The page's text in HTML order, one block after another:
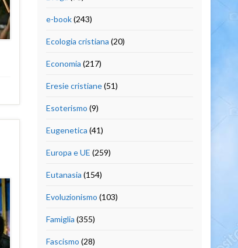
e-book(243)
Ecologia cristiana (20)
Economia (217)
Eresie cristiane(51)
Esoterismo (9)
Eugenetica (41)
Europa e UE (259)
Eutanasia (154)
Evoluzionismo (103)
Famiglia (355)
Fascismo (28)